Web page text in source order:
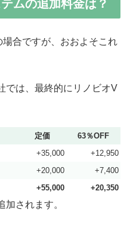
ムの追加料金は？
合ですが、おおよそこれ
では、最終的にリノビオV
定価
63％OFF
+35,000
+12,950
+20,000
+7,400
+55,000 +20,350
加されます。